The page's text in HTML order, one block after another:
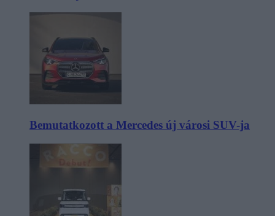
Bemutatkozott a Mercedes új városi SUV-ja